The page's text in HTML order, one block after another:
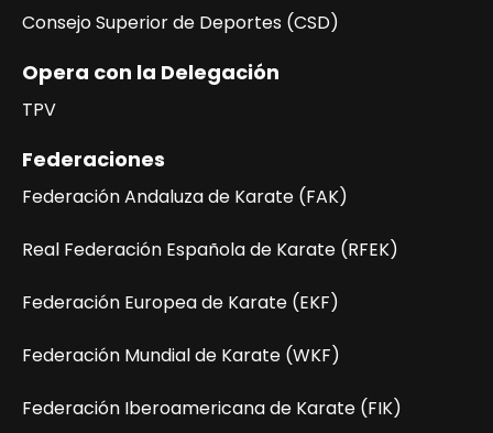
Consejo Superior de Deportes (CSD)
Opera con la Delegación
TPV
Federaciones
Federación Andaluza de Karate (FAK)
Real Federación Española de Karate (RFEK)
Federación Europea de Karate (EKF)
Federación Mundial de Karate (WKF)
Federación Iberoamericana de Karate (FIK)